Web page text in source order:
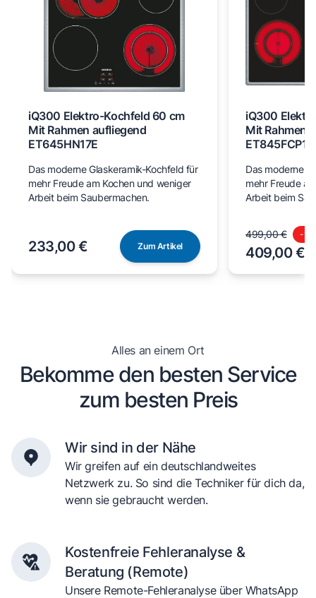
iQ300 Elektro-Kochfeld 60 cm
Mit Rahmen aufliegend
ET645HN17E
Das moderne Glaskeramik-Kochfeld für
mehr Freude am Kochen und weniger
Arbeit beim Saubermachen.
233,00 € Zum Artikel
iQ300
Mit Rahmen
ET845FCP1D
Das moderne
mehr Freude
Arbeit beim
499,00 € -18
409,00 €
Alles an einem Ort
Bekomme den besten Service
zum besten Preis
Wir sind in der Nähe
Wir greifen auf ein deutschlandweites
Netzwerk zu. So sind die Techniker für dich da,
wenn sie gebraucht werden.
Kostenfreie Fehleranalyse &
Beratung (Remote)
Unsere Remote-Fehleranalyse über WhatsApp